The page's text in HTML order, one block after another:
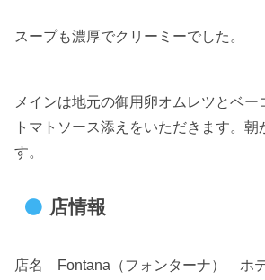
スープも濃厚でクリーミーでした。
メインは地元の御用卵オムレツとベ
トマトソース添えをいただきます。
す。
店情報
店名 Fontana（フォンターナ） ホ